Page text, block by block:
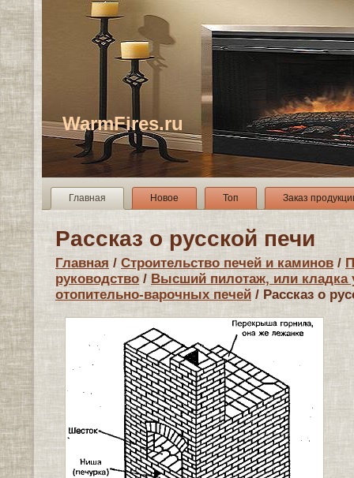
WarmFires.ru
Главная Новое Топ Заказ
Рассказ о русской печи
Главная / Строительство печей и каминов /
руководство / Высший пилотаж, или кладка
отопительно-варочных печей / Рассказ о